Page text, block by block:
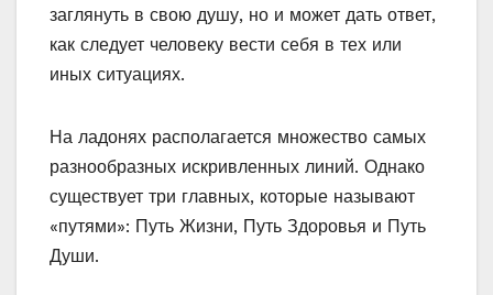
заглянуть в свою душу, но и может дать ответ,
как следует человеку вести себя в тех или
иных ситуациях.
На ладонях располагается множество самых
разнообразных искривленных линий. Однако
существует три главных, которые называют
«путями»: Путь Жизни, Путь Здоровья и Путь
Души.